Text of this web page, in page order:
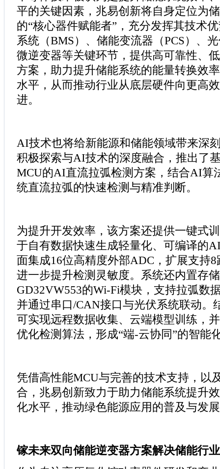
平的关键因素，兆易创新将自身定位为
的“核心器件赋能者”，充分发挥其技术
系统（BMS）、储能变流器（PCS）、
微逆变器等关键环节，提供高可靠性、
方案，助力提升储能系统的能量转换效
水平，从而推动行业从底层硬件向更高
进。
AI技术也将给新能源和储能领域带来深
积极探索与AI技术的深度融合，推出了
MCU的AI直流拉弧检测方案，结合AI算
统直流拉弧的快速检测与精准判断。
为提升开发效率，该方案还提供一键式
于自有数据快速生成轻量化、可编译的
面集成16位高精度外部ADC，扩展支持
进一步提升检测灵敏度。系统还内置存
GD32VW553的Wi-Fi模块，支持拉弧数
并通过串口/CAN接口与光伏系统联动。
可实现远程数据收集、云端模型训练，
优化检测算法，形成“端-云协同”的智能
凭借高性能MCU与完善的技术支持，以
合，兆易创新致力于助力储能系统提升
化水平，推动绿色能源应用的普及与发
镓未来双向储能逆变器方案解决储能行